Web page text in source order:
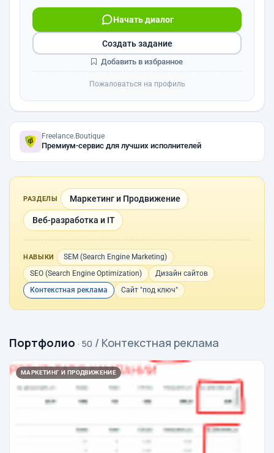
Начать диалог
Создать задание
Добавить в избранное
Пожаловаться на профиль
Freelance.Boutique
Премиум-сервис для лучших исполнителей
РАЗДЕЛЫ Маркетинг и Продвижение
Веб-разработка и IT
НАВЫКИ
SEM (Search Engine Marketing)
SEO (Search Engine Optimization)
Дизайн сайтов
Контекстная реклама
Сайт "под ключ"
Портфолио · 50 / Контекстная реклама
МАРКЕТИНГ И ПРОДВИЖЕНИЕ